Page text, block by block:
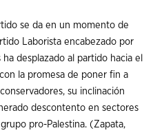
se da en un momento de
Laborista encabezado por
desplazado al partido hacia el
la promesa de poner fin a
su inclinación
descontento en sectores
pro-Palestina. (Zapata,